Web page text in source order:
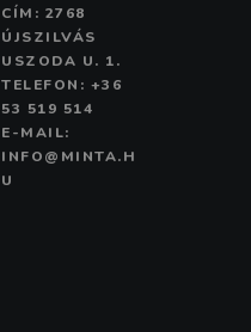
CÍM: 2768
ÚJSZILVÁS
USZODA U. 1.
TELEFON: +36
53 519 514
E-MAIL:
INFO@MINTA.H
U